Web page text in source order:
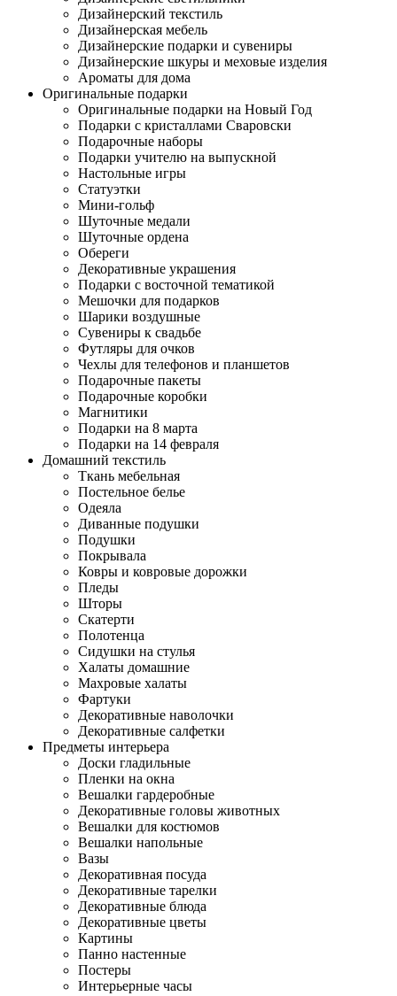
Дизайнерский текстиль
Дизайнерская мебель
Дизайнерские подарки и сувениры
Дизайнерские шкуры и меховые изделия
Ароматы для дома
Оригинальные подарки
Оригинальные подарки на Новый Год
Подарки с кристаллами Сваровски
Подарочные наборы
Подарки учителю на выпускной
Настольные игры
Статуэтки
Мини-гольф
Шуточные медали
Шуточные ордена
Обереги
Декоративные украшения
Подарки с восточной тематикой
Мешочки для подарков
Шарики воздушные
Сувениры к свадьбе
Футляры для очков
Чехлы для телефонов и планшетов
Подарочные пакеты
Подарочные коробки
Магнитики
Подарки на 8 марта
Подарки на 14 февраля
Домашний текстиль
Ткань мебельная
Постельное белье
Одеяла
Диванные подушки
Подушки
Покрывала
Ковры и ковровые дорожки
Пледы
Шторы
Скатерти
Полотенца
Сидушки на стулья
Халаты домашние
Махровые халаты
Фартуки
Декоративные наволочки
Декоративные салфетки
Предметы интерьера
Доски гладильные
Пленки на окна
Вешалки гардеробные
Декоративные головы животных
Вешалки для костюмов
Вешалки напольные
Вазы
Декоративная посуда
Декоративные тарелки
Декоративные блюда
Декоративные цветы
Картины
Панно настенные
Постеры
Интерьерные часы